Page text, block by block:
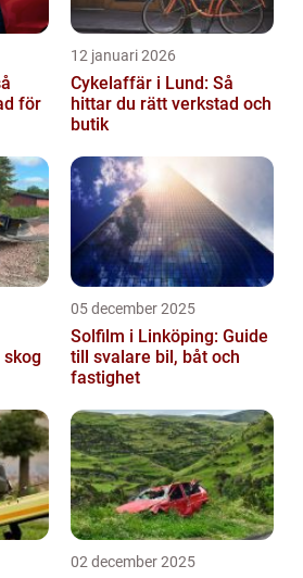
för
12 januari 2026
Cykelaffär i Lund: Så
hittar du rätt verkstad och
butik
05 december 2025
Solfilm i Linköping: Guide
till svalare bil, båt och
fastighet
02 december 2025